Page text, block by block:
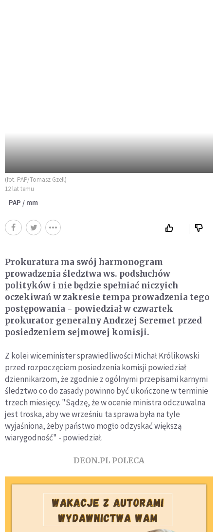
(fot. PAP/Tomasz Gzell)
12 lat temu
PAP / mm
Prokuratura ma swój harmonogram
prowadzenia śledztwa ws. podsłuchów
polityków i nie będzie spełniać niczyich
oczekiwań w zakresie tempa prowadzenia tego
postępowania - powiedział w czwartek
prokurator generalny Andrzej Seremet przed
posiedzeniem sejmowej komisji.
Z kolei wiceminister sprawiedliwości Michał Królikowski
przed rozpoczęciem posiedzenia komisji powiedział
dziennikarzom, że zgodnie z ogólnymi przepisami karnymi
śledztwo co do zasady powinno być ukończone w terminie
trzech miesięcy. "Sądzę, że w ocenie ministra odczuwalna
jest troska, aby we wrześniu ta sprawa była na tyle
wyjaśniona, żeby państwo mogło odzyskać większą
wiarygodność" - powiedział.
DEON.PL POLECA